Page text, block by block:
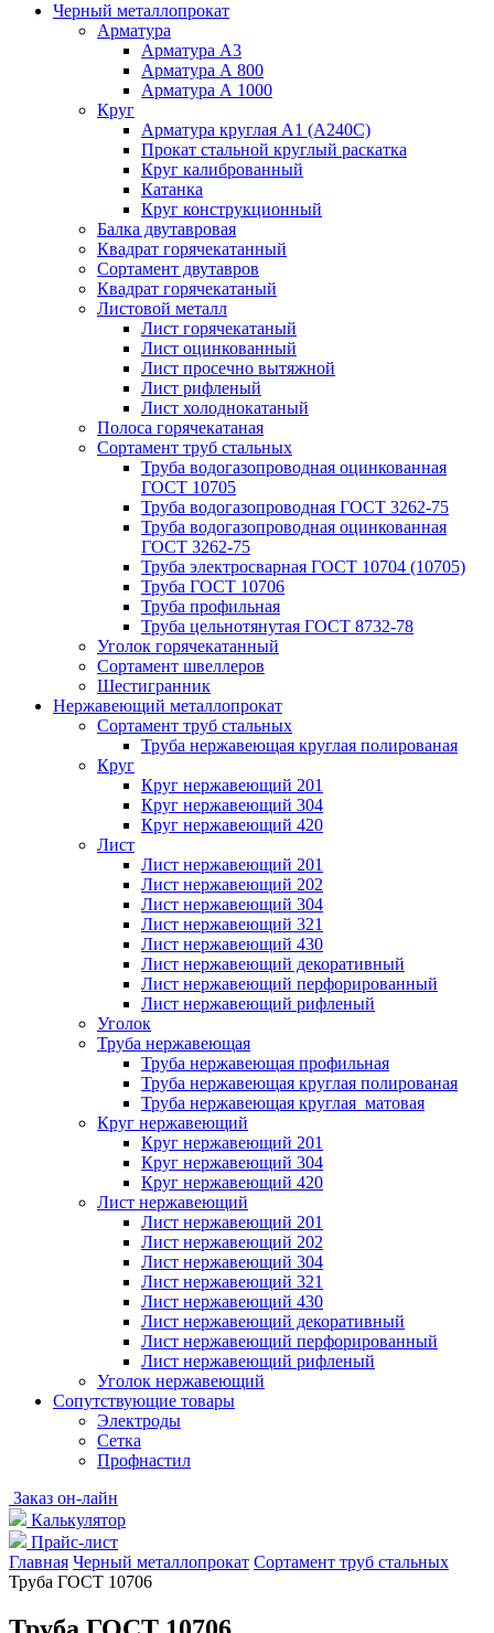
Черный металлопрокат
Арматура
Арматура А3
Арматура А 800
Арматура А 1000
Круг
Арматура круглая А1 (А240C)
Прокат стальной круглый раскатка
Круг калиброванный
Катанка
Круг конструкционный
Балка двутавровая
Квадрат горячекатанный
Сортамент двутавров
Квадрат горячекатаный
Листовой металл
Лист горячекатаный
Лист оцинкованный
Лист просечно вытяжной
Лист рифленый
Лист холоднокатаный
Полоса горячекатаная
Сортамент труб стальных
Труба водогазопроводная оцинкованная
ГОСТ 10705
Труба водогазопроводная ГОСТ 3262-75
Труба водогазопроводная оцинкованная
ГОСТ 3262-75
Труба электросварная ГОСТ 10704 (10705)
Труба ГОСТ 10706
Труба профильная
Труба цельнотянутая ГОСТ 8732-78
Уголок горячекатанный
Сортамент швеллеров
Шестигранник
Нержавеющий металлопрокат
Сортамент труб стальных
Труба нержавеющая круглая полированая
Круг
Круг нержавеющий 201
Круг нержавеющий 304
Круг нержавеющий 420
Лист
Лист нержавеющий 201
Лист нержавеющий 202
Лист нержавеющий 304
Лист нержавеющий 321
Лист нержавеющий 430
Лист нержавеющий декоративный
Лист нержавеющий перфорированный
Лист нержавеющий рифленый
Уголок
Труба нержавеющая
Труба нержавеющая профильная
Труба нержавеющая круглая полированая
Труба нержавеющая круглая матовая
Круг нержавеющий
Круг нержавеющий 201
Круг нержавеющий 304
Круг нержавеющий 420
Лист нержавеющий
Лист нержавеющий 201
Лист нержавеющий 202
Лист нержавеющий 304
Лист нержавеющий 321
Лист нержавеющий 430
Лист нержавеющий декоративный
Лист нержавеющий перфорированный
Лист нержавеющий рифленый
Уголок нержавеющий
Cопутствующие товары
Электроды
Сетка
Профнастил
Заказ он-лайн
Калькулятор
Прайс-лист
Главная Черный металлопрокат Сортамент труб стальных
Труба ГОСТ 10706